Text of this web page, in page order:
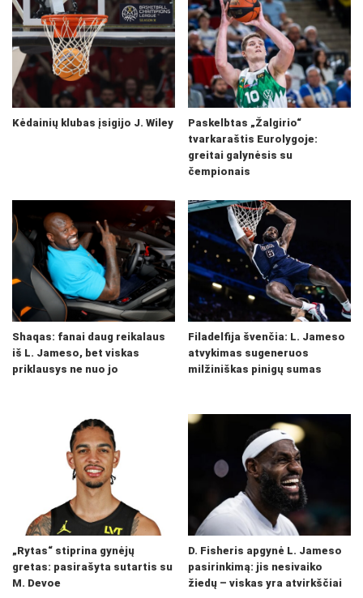
Kėdainių klubas įsigijo J. Wiley
Paskelbtas „Žalgirio“
tvarkaraštis Eurolygoje:
greitai galynėsis su
čempionais
Shaqas: fanai daug reikalaus
iš L. Jameso, bet viskas
priklausys ne nuo jo
Filadelfija švenčia: L. Jameso
atvykimas sugeneruos
milžiniškas pinigų sumas
„Rytas“ stiprina gynėjų
gretas: pasirašyta sutartis su
M. Devoe
D. Fisheris apgynė L. Jameso
pasirinkimą: jis nesivaiko
žiedų – viskas yra atvirkščiai